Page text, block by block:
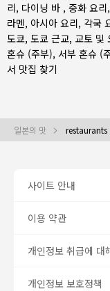
리, 다이닝 바 , 중화 요리,
라멘, 아시아 요리, 각국
도쿄, 도쿄 근교, 교토 및
혼슈 (주부), 서부 혼슈 (
서 맛집 찾기
일본의 맛 restaurants
사이트 안내
이용 약관
개인정보 취급에 대
개인정보 보호정책